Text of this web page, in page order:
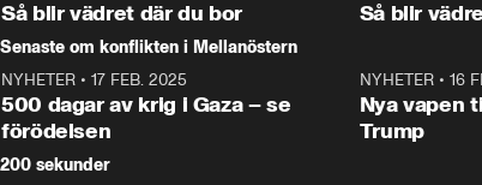
väljare till valet i höst.
Så blir vädret där du bor Så blir
Senaste om konflikten i Mellanöstern
NYHETER • 17 FEB. 2025
500 dagar av krig i Gaza – se
förödelsen
NYHETER• 16
Nya vapen
Trump
200 sekunder